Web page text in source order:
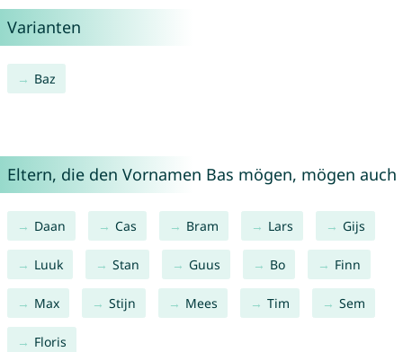
Varianten
Baz
Eltern, die den Vornamen Bas mögen, mögen auch
Daan Cas Bram Lars Gijs
Luuk Stan Guus Bo Finn
Max Stijn Mees Tim Sem
Floris